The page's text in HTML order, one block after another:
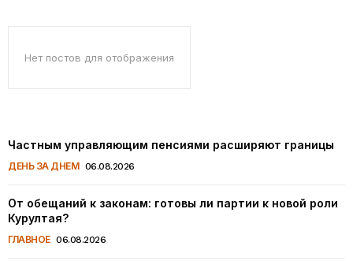
Нет постов для отображения
Частным управляющим пенсиями расширяют границы
ДЕНЬ ЗА ДНЕМ 06.08.2026
От обещаний к законам: готовы ли партии к новой роли
Курултая?
ГЛАВНОЕ 06.08.2026